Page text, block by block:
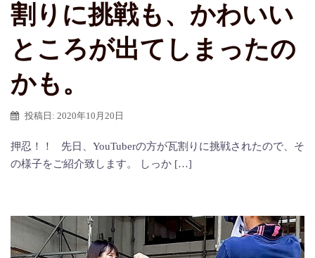
割りに挑戦も、かわいい
ところが出てしまったの
かも。
投稿日: 2020年10月20日
押忍！！ 先日、YouTuberの方が瓦割りに挑戦されたので、そ
の様子をご紹介致します。 しっか […]